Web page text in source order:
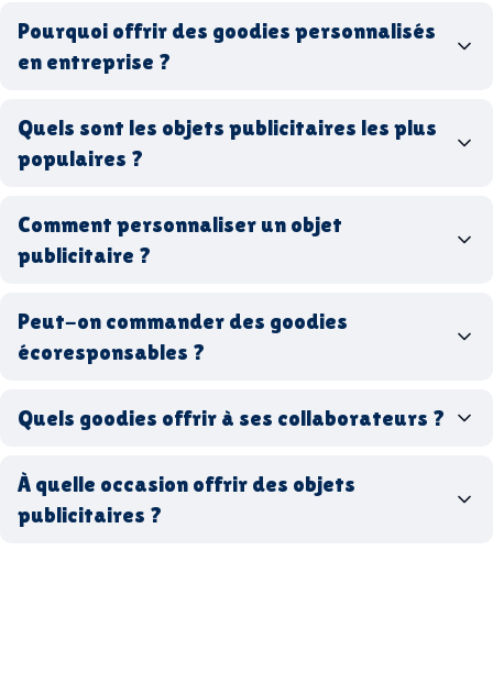
Pourquoi offrir des goodies personnalisés
en entreprise ?
Quels sont les objets publicitaires les plus
populaires ?
stylos personnalisés
tote bags publicitaires
gourdes réutilisables
France Made in Europe goodies hi-tech
Comment personnaliser un objet
publicitaire ?
Peut-on commander des goodies
écoresponsables ?
goodies écologiques
recyclés, fabriqués en France ou en Europe,
biodégradables ou réutilisables
Quels goodies offrir à ses collaborateurs ?
entreprise
goodies utiles au bureau
À quelle occasion offrir des objets
publicitaires ?